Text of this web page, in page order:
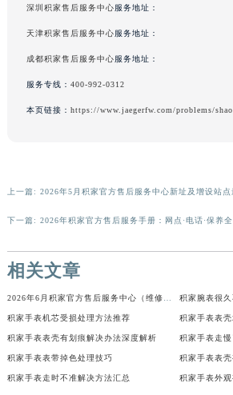
深圳积家售后服务中心服务地址：
天津积家售后服务中心服务地址：
成都积家售后服务中心服务地址：
服务专线： 400-992-0312
本页链接： https://www.jaegerfw.com/problems/
上一篇: 2026年5月积家官方售后服务中心新址及增设站点
下一篇: 2026年积家官方售后服务手册：网点·电话·保养
相关文章
积家腕表很
积家手表机芯受损处理方法推荐 积家手表表
积家手表表壳有划痕解决办法深度解析 积家手表走
积家手表表带掉色处理技巧 积家手表表
积家手表走时不准解决方法汇总 积家手表外